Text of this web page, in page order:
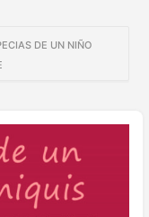
DE UN NIÑO